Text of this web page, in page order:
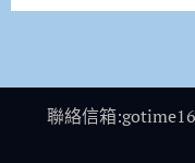
聯絡信箱